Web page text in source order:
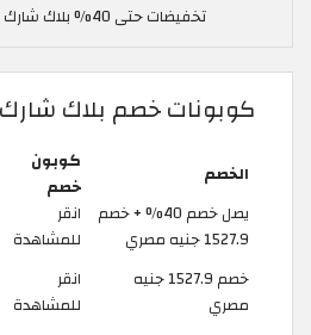
تخفيضات حتى 40% بلاك شارك في جمهورية مصر
كوبونات خصم بلاك شارك
الخصم
كوبون
خصم
يصل خصم 40% + خصم
1527.9 جنيه مصري
انقر
للمشاهدة
خصم 1527.9 جنيه
مصري
انقر
للمشاهدة